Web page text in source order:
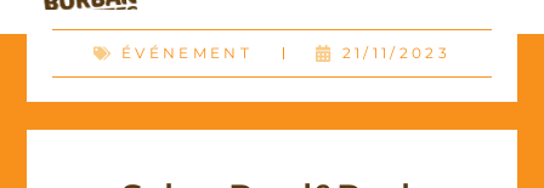
ÉVÉNEMENT 21/11/2023